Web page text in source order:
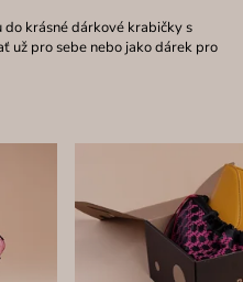
krásné dárkové krabičky s
už pro sebe nebo jako dárek pro